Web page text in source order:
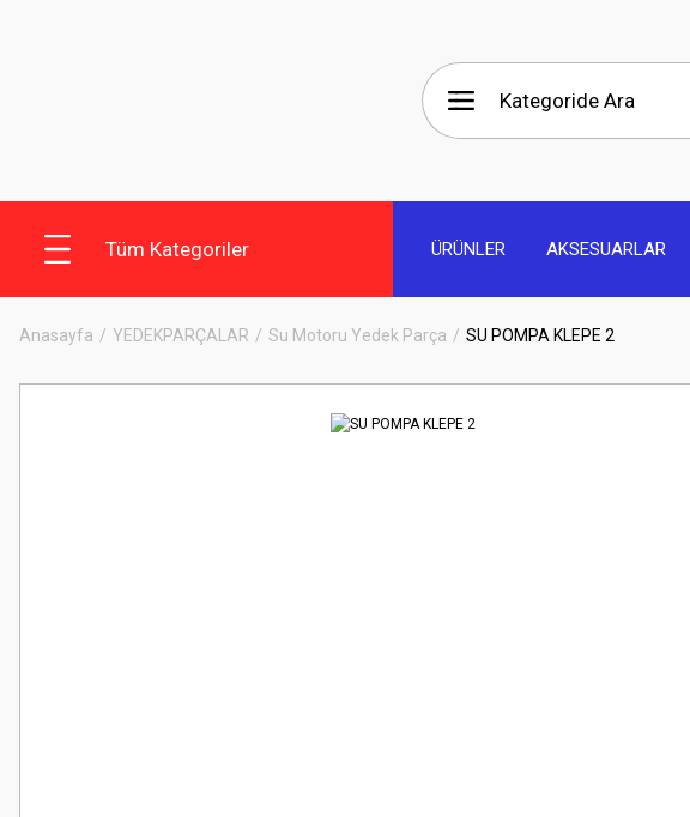
Tüm Kategoriler ÜRÜNLER AKSESUARLAR
Anasayfa YEDEKPARÇALAR Su Motoru Yedek Parça SU POMPA KLEPE 2